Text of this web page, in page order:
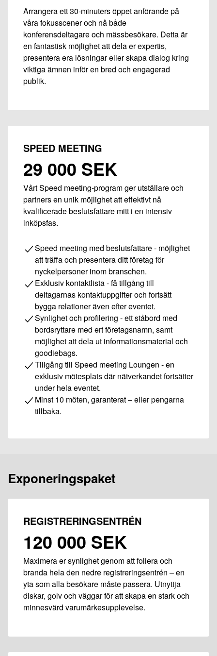
Arrangera ett 30-minuters öppet anförande på
våra fokusscener och nå både
konferensdeltagare och mässbesökare. Detta är
en fantastisk möjlighet att dela er expertis,
presentera era lösningar eller skapa dialog kring
viktiga ämnen inför en bred och engagerad
publik.
SPEED MEETING
29 000 SEK
Vårt Speed meeting-program ger utställare och
partners en unik möjlighet att effektivt nå
kvalificerade beslutsfattare mitt i en intensiv
inköpsfas.
Speed meeting med beslutsfattare - möjlighet
att träffa och presentera ditt företag för
nyckelpersoner inom branschen.
Exklusiv kontaktlista - få tillgång till
deltagarnas kontaktuppgifter och fortsätt
bygga relationer även efter eventet.
Synlighet och profilering - ett ståbord med
bordsryttare med ert företagsnamn, samt
möjlighet att dela ut informationsmaterial och
goodiebags.
Tillgång till Speed meeting Loungen - en
exklusiv mötesplats där nätverkandet fortsätter
under hela eventet.
Minst 10 möten, garanterat – eller pengarna
tillbaka.
Exponeringspaket
REGISTRERINGSENTRÉN
120 000 SEK
Maximera er synlighet genom att foliera och
branda hela den nedre registreringsentrén – en
yta som alla besökare måste passera. Utnyttja
diskar, golv och väggar för att skapa en stark och
minnesvärd varumärkesupplevelse.